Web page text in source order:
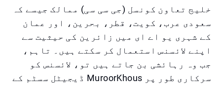
خلیج تعاون کونسل (جی سی سی) ممالک جیسے کہ
سعودی عرب، کویت، قطر، بحرین، اور عمان
کے شہری یو اے ای میں زائرین کی حیثیت سے
اپنے لائسنس استعمال کر سکتے ہیں۔ تاہم،
جب وہ رہائشی بن جاتے ہیں تو، لائسنس کو
سرکاری طور پر MuroorKhous ڈیجیٹل سسٹم کے